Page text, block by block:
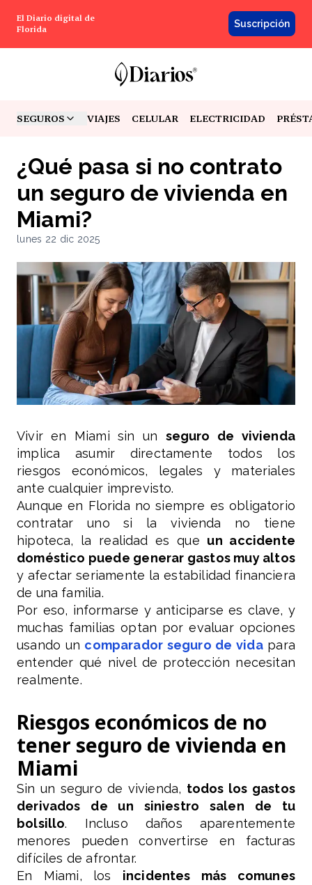
El Diario digital de
Florida
Suscripción
SEGUROS
TOGGLE MENUVIAJES CELULAR ELECTRICIDAD
¿Qué pasa si no contrato
un seguro de vivienda en
Miami?
lunes 22 dic 2025
Vivir en Miami sin un seguro de vivienda
implica asumir directamente todos los
riesgos económicos, legales y materiales
ante cualquier imprevisto.
Aunque en Florida no siempre es obligatorio
contratar uno si la vivienda no tiene
hipoteca, la realidad es que un accidente
doméstico puede generar gastos muy altos
y afectar seriamente la estabilidad financiera
de una familia.
Por eso, informarse y anticiparse es clave, y
muchas familias optan por evaluar opciones
usando un comparador seguro de vidapara
entender qué nivel de protección necesitan
realmente.
Riesgos económicos de no
tener seguro de vivienda en
Miami
Sin un seguro de vivienda, todos los gastos
derivados de un siniestro salen de tu
bolsillo. Incluso daños aparentemente
menores pueden convertirse en facturas
difíciles de afrontar.
En Miami, los incidentes más comunes